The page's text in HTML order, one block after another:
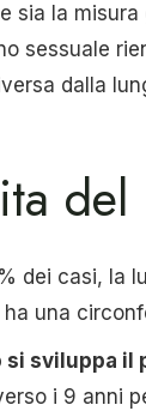
sia la misura
sessuale
dalla
dei casi, la
ha una
si sviluppa il
i 9 anni